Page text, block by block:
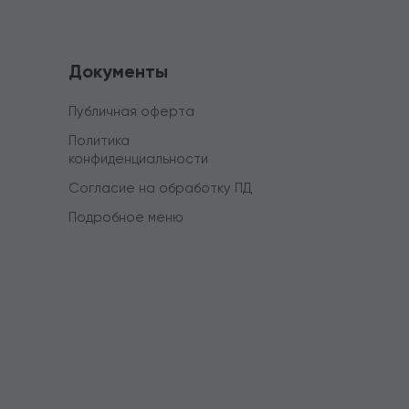
Документы
Публичная оферта
Политика
конфиденциальности
Согласие на обработку ПД
Подробное меню